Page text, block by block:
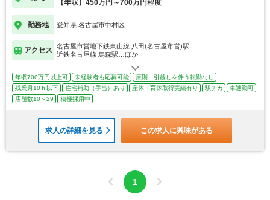
【年収】450万円～700万円程度
勤務地 愛知県 名古屋市中村区
アクセス
名古屋市営地下鉄東山線 八田(名古屋市営)駅
近鉄名古屋線 烏森駅…ほか
年収700万円以上可 未経験者も応募可能
原則、引越しを伴う転勤なし
残業月10ｈ以下
住宅補助（手当）あり 産休・育休取得実績有り 駅チカ
車通勤可
店舗数10～29
積極採用中
求人の詳細を見る この求人に興味がある
1